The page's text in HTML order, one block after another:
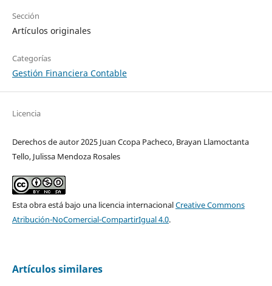
Sección
Artículos originales
Categorías
Gestión Financiera Contable
Licencia
Derechos de autor 2025 Juan Ccopa Pacheco, Brayan Llamoctanta
Tello, Julissa Mendoza Rosales
Esta obra está bajo una licencia internacionalCreative Commons
Atribución-NoComercial-CompartirIgual 4.0.
Artículos similares